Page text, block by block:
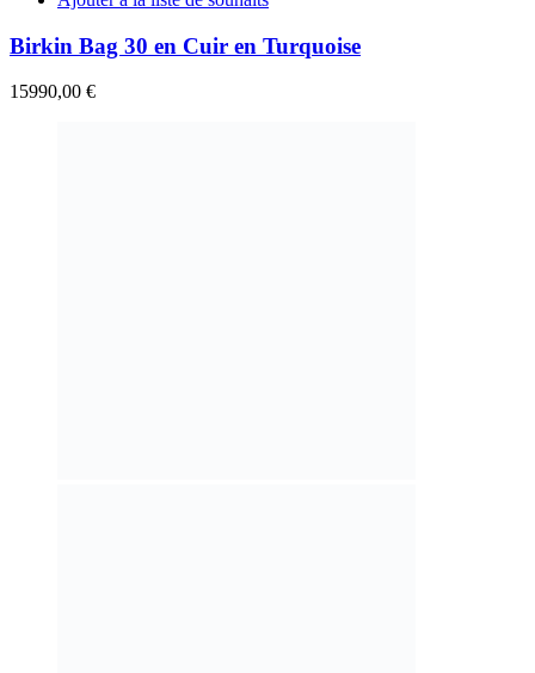
Birkin Bag 30 en Cuir en Turquoise
15990,00 €